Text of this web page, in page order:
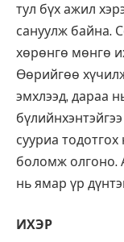
тул бүх ажил
сануулж байна.
хөрөнгө мөнгө
Өөрийгөө
эмхлээд, дараа
сууриа тодотгох
боломж олгоно.
нь ямар үр
ИХЭР